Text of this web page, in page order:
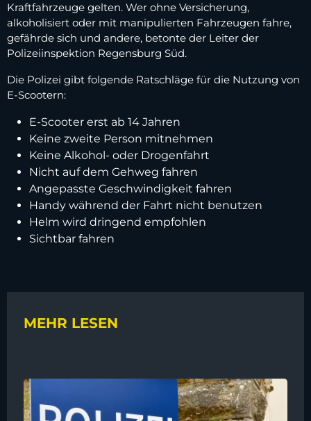
Kraftfahrzeuge gelten. Wer ohne Versicherung,
alkoholisiert oder mit manipulierten Fahrzeugen fahre,
gefährde sich und andere, betonte der Leiter der
Polizeiinspektion Regensburg Süd.
Die Polizei gibt folgende Ratschläge für die Nutzung von
E-Scootern:
E-Scooter erst ab 14 Jahren
Keine zweite Person mitnehmen
Keine Alkohol- oder Drogenfahrt
Nicht auf dem Gehweg fahren
Angepasste Geschwindigkeit fahren
Handy während der Fahrt nicht benutzen
Helm wird dringend empfohlen
Sichtbar fahren
MEHR LESEN